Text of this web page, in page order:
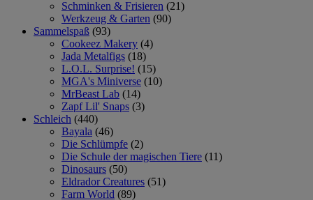
Schminken & Frisieren (21)
Werkzeug & Garten (90)
Sammelspaß (93)
Cookeez Makery (4)
Jada Metalfigs (18)
L.O.L. Surprise! (15)
MGA's Miniverse (10)
MrBeast Lab (14)
Zapf Lil' Snaps (3)
Schleich (440)
Bayala (46)
Die Schlümpfe (2)
Die Schule der magischen Tiere (11)
Dinosaurs (50)
Eldrador Creatures (51)
Farm World (89)